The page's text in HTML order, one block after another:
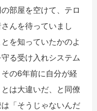
部屋を空けて、テロ
んを待っていまし
を知っていたかのよ
る受け入れシステム
の6年前に自分が経
は大違いだ、と同僚
「そうじゃないんだ